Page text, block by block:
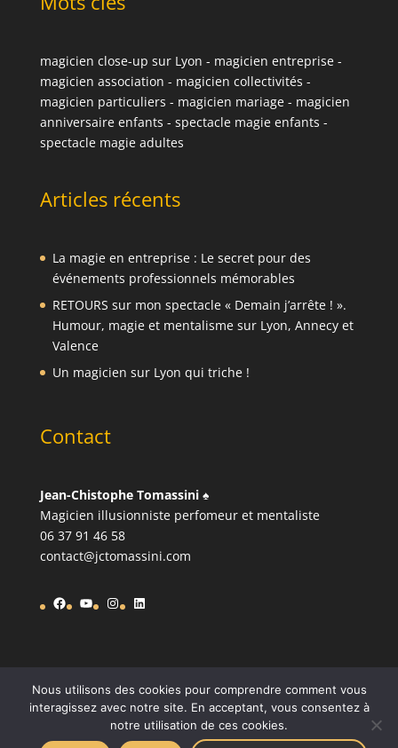
magicien close-up sur Lyon - magicien entreprise-
magicien association - magicien collectivités -
magicien particuliers - magicien mariage- magicien
anniversaire enfants - spectacle magie enfants -
spectacle magie adultes
Articles récents
La magie en entreprise : Le secret pour des
événements professionnels mémorables
RETOURS sur mon spectacle « Demain j’arrête ! ».
Humour, magie et mentalisme sur Lyon, Annecy et
Valence
Un magicien sur Lyon qui triche !
Contact
Jean-Chistophe Tomassini ♠️
Magicien illusionniste perfomeur et mentaliste
06 37 91 46 58
contact@jctomassini.com
Facebook
YouTube
Instagram
LinkedIn
© 2022 - Magicien Lyon - JC Tomassini - Site propulsé par
Nous utilisons des cookies pour comprendre comment vous
interagissez avec notre site. En acceptant, vous consentez à
notre utilisation de ces cookies.